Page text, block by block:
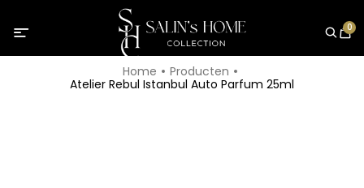
0
Home
Producten
Atelier Rebul Istanbul Auto Parfum 25ml